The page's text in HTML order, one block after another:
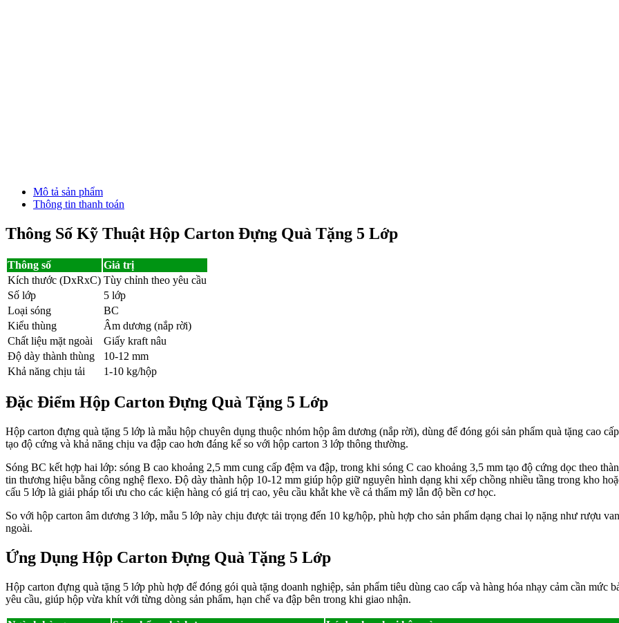
Mô tả sản phẩm
Thông tin thanh toán
Thông Số Kỹ Thuật Hộp Carton Đựng Quà Tặng 5 Lớp
Thông số
Giá trị
Kích thước (DxRxC) Tùy chỉnh theo yêu cầu
Số lớp
5 lớp
Loại sóng
BC
Kiểu thùng
Âm dương (nắp rời)
Chất liệu mặt ngoài
Giấy kraft nâu
Độ dày thành thùng
10-12 mm
Khả năng chịu tải
1-10 kg/hộp
Đặc Điểm Hộp Carton Đựng Quà Tặng 5 Lớp
Hộp carton đựng quà tặng 5 lớp là mẫu hộp chuyên dụng thuộc nhóm hộp âm dương (nắp rời), dùng để đóng gói sản phẩm quà tặng cao
tạo độ cứng và khả năng chịu va đập cao hơn đáng kể so với hộp carton 3 lớp thông thường.
Sóng BC kết hợp hai lớp: sóng B cao khoảng 2,5 mm cung cấp đệm va đập, trong khi sóng C cao khoảng 3,5 mm tạo độ cứng dọc theo
tin thương hiệu bằng công nghệ flexo. Độ dày thành hộp 10-12 mm giúp hộp giữ nguyên hình dạng khi xếp chồng nhiều tầng trong kho
cấu 5 lớp là giải pháp tối ưu cho các kiện hàng có giá trị cao, yêu cầu khắt khe về cả thẩm mỹ lẫn độ bền cơ học.
So với hộp carton âm dương 3 lớp, mẫu 5 lớp này chịu được tải trọng đến 10 kg/hộp, phù hợp cho sản phẩm dạng chai lọ nặng như rượu
ngoài.
Ứng Dụng Hộp Carton Đựng Quà Tặng 5 Lớp
Hộp carton đựng quà tặng 5 lớp phù hợp để đóng gói quà tặng doanh nghiệp, sản phẩm tiêu dùng cao cấp và hàng hóa nhạy cảm cần
yêu cầu, giúp hộp vừa khít với từng dòng sản phẩm, hạn chế va đập bên trong khi giao nhận.